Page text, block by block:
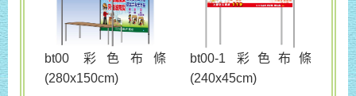
bt00 彩色布條
(280x150cm)
bt00-1 彩色布條
(240x45cm)